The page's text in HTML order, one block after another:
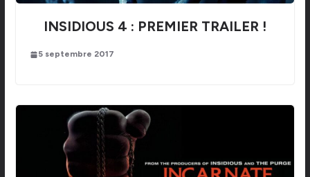
INSIDIOUS 4 : PREMIER TRAILER !
5 septembre 2017